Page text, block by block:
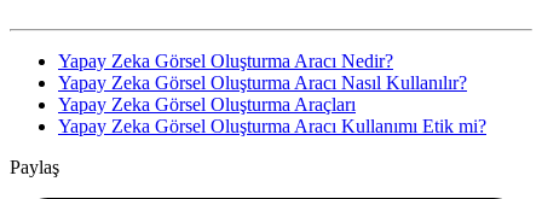
Yapay Zeka Görsel Oluşturma Aracı Nedir?
Yapay Zeka Görsel Oluşturma Aracı Nasıl Kullanılır?
Yapay Zeka Görsel Oluşturma Araçları
Yapay Zeka Görsel Oluşturma Aracı Kullanımı Etik mi?
Paylaş